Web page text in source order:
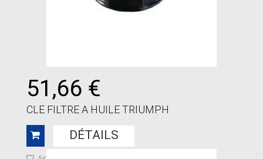
51,66 €
CLE FILTRE A HUILE TRIUMPH
DÉTAILS